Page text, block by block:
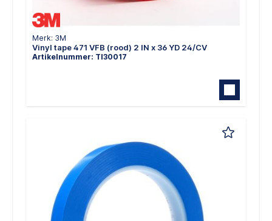
Merk: 3M
Vinyl tape 471 VFB (rood) 2 IN x 36 YD 24/CV
Artikelnummer: TI30017